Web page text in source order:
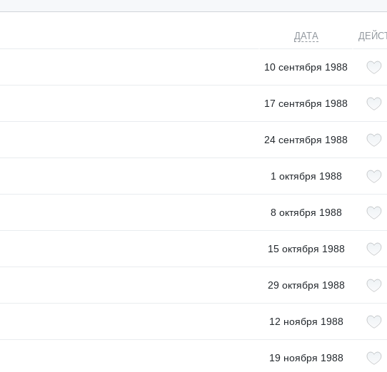
ДАТА
10 сентября 1988
17 сентября 1988
24 сентября 1988
1 октября 1988
8 октября 1988
15 октября 1988
29 октября 1988
12 ноября 1988
19 ноября 1988